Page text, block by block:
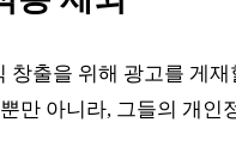
출을 위해 광고를 게
만 아니라, 그들의 개